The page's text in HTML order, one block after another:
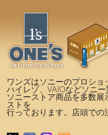
ワンズはソニーのプロショ
ハイレゾ、VAIOなどソニ
ソニーストア商品を多数
ストを
行っております。店頭での